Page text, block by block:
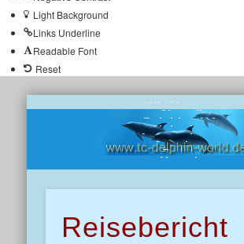
Light Background
Links Underline
Readable Font
Reset
Wir über uns
Chronik
Delphine-Info
Clubreisen
Impressionen
Angebote
Presse
Kontakt
Reisebericht